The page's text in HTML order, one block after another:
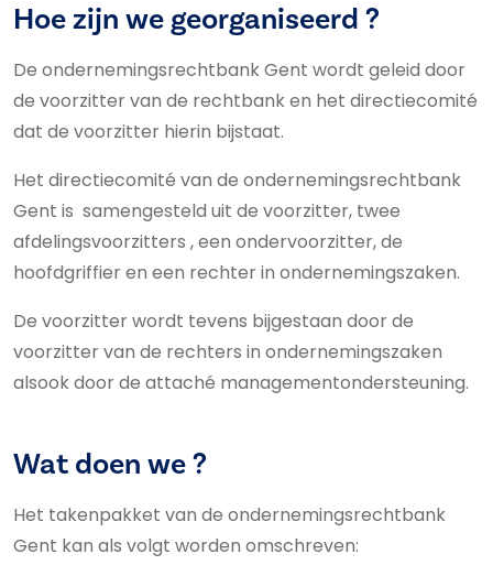
Hoe zijn we georganiseerd ?
De ondernemingsrechtbank Gent wordt geleid door
de voorzitter van de rechtbank en het directiecomité
dat de voorzitter hierin bijstaat.
Het directiecomité van de ondernemingsrechtbank
Gent is samengesteld uit de voorzitter, twee
afdelingsvoorzitters , een ondervoorzitter, de
hoofdgriffier en een rechter in ondernemingszaken.
De voorzitter wordt tevens bijgestaan door de
voorzitter van de rechters in ondernemingszaken
alsook door de attaché managementondersteuning.
Wat doen we ?
Het takenpakket van de ondernemingsrechtbank
Gent kan als volgt worden omschreven: